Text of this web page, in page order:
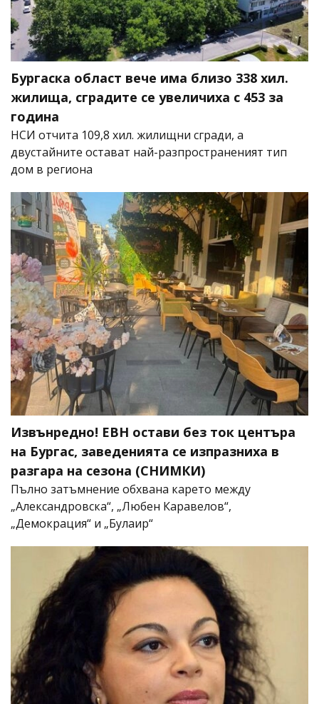
Бургаска област вече има близо 338 хил.
жилища, сградите се увеличиха с 453 за
година
НСИ отчита 109,8 хил. жилищни сгради, а
двустайните остават най-разпространеният тип
дом в региона
Извънредно! ЕВН остави без ток центъра
на Бургас, заведенията се изпразниха в
разгара на сезона (СНИМКИ)
Пълно затъмнение обхвана карето между
„Александровска“, „Любен Каравелов“,
„Демокрация“ и „Булаир“